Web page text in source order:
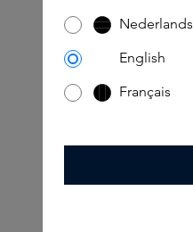
Nederlands
English
Français